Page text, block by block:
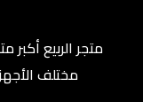
متجر الربيع
مختلف